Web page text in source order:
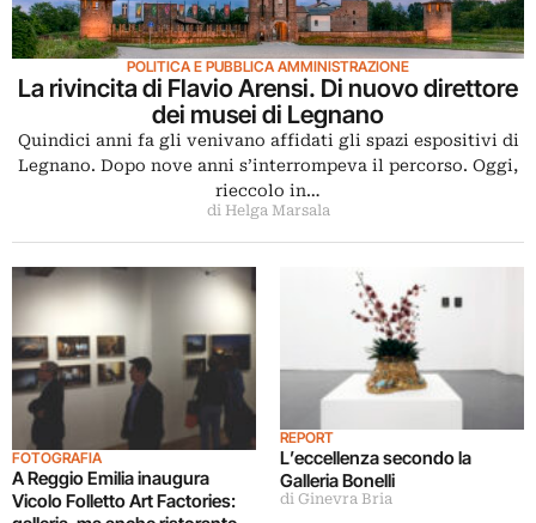
POLITICA E PUBBLICA AMMINISTRAZIONE
La rivincita di Flavio Arensi. Di nuovo direttore
dei musei di Legnano
Quindici anni fa gli venivano affidati gli spazi espositivi di
Legnano. Dopo nove anni s’interrompeva il percorso. Oggi,
rieccolo in…
di Helga Marsala
FOTOGRAFIA
A Reggio Emilia inaugura
Vicolo Folletto Art Factories:
REPORT
L’eccellenza secondo la
Galleria Bonelli
di Ginevra Bria